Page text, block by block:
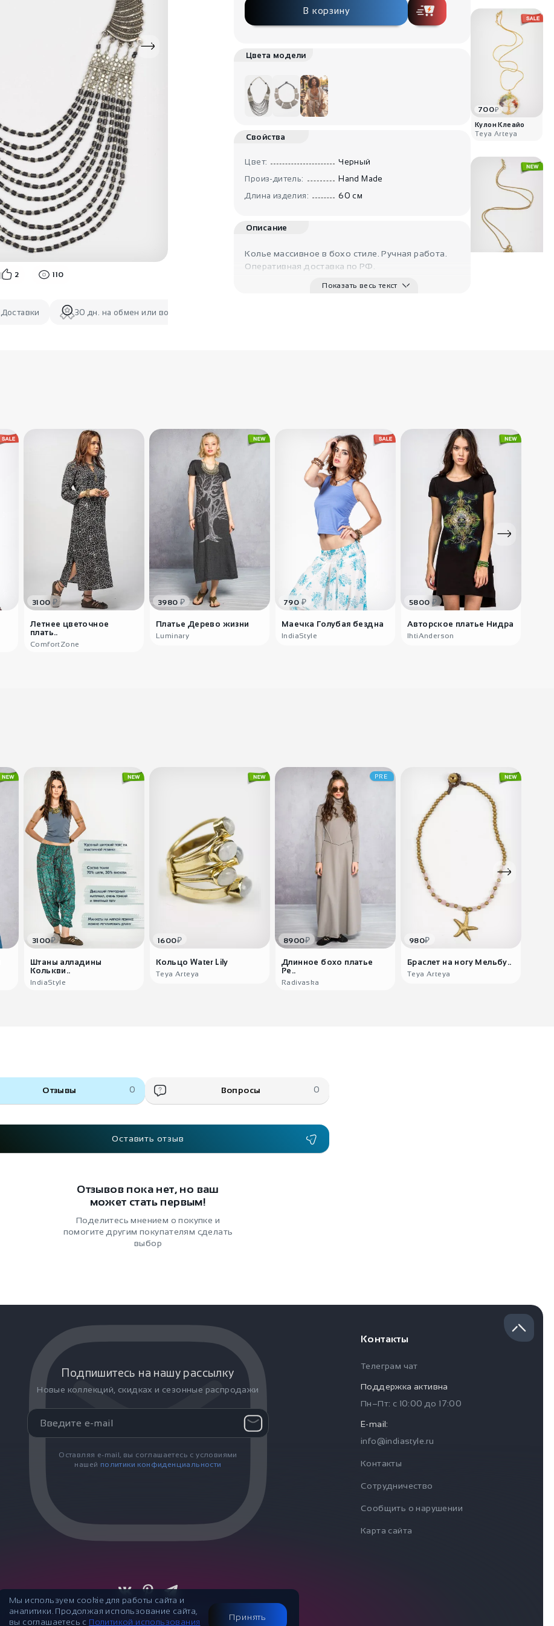
2 110
30 дн. на обмен или возврат
В корзину
Цвета модели
Свойства
Цвет:
Черный
Произ-дитель:
Hand Made
Длина изделия:
60 см
Описание
Колье массивное в бохо стиле. Ручная работа.
Оперативная доставка по РФ.
Показать весь текст
700₽
Кулон Клеайо
Teya Arteya
Восточные бусы
Дахей
IndiaStyle
3220
Массивное колье
Кассио..
IndiaStyle
3100 ₽
Летнее цветочное
плать..
ComfortZone
3980 ₽
Платье Дерево жизни
Luminary
790 ₽
Маечка Голубая бездна
IndiaStyle
5800 ₽
Авторское платье Нидра
IhtiAnderson
3100₽
Штаны алладины
Колькви..
IndiaStyle
1600₽
Кольцо Water Lily
Teya Arteya
PRE
8900₽
Длинное бохо платье
Ре..
Radivaska
980₽
Браслет на ногу Мельбу..
Teya Arteya
Отзывы 0 Вопросы 0
Оставить отзыв
Отзывов пока нет, но ваш
может стать первым!
Поделитесь мнением о покупке и
помогите другим покупателям сделать
выбор
Мы используем cookie для работы сайта и
аналитики. Продолжая использование сайта,
вы соглашаетесь с Политикой использования
Принять
Подпишитесь на нашу рассылку
Новые коллекций, скидках и сезонные распродажи
Оставляя e-mail, вы соглашаетесь с условиями
нашей политики конфиденциальности
Контакты
Телеграм чат
Поддержка активна
Пн–Пт: с 10:00 до 17:00
E-mail:
info@indiastyle.ru
Контакты
Сотрудничество
Сообщить о нарушении
Карта сайта
© 2007-2026Публичная оферта
Made in Flow